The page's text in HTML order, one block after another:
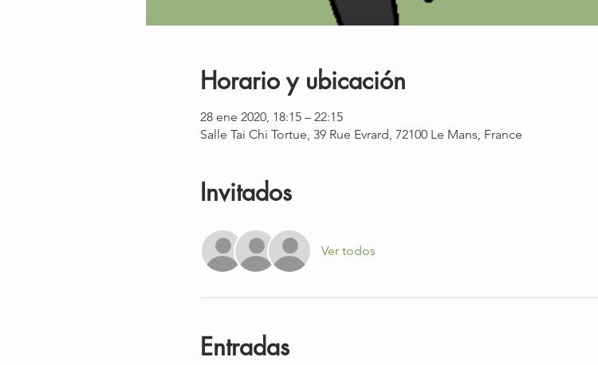
Horario y ubicación
28 ene 2020, 18:15 – 22:15
Salle Tai Chi Tortue, 39 Rue Evrard, 72100 Le Mans, France
Invitados
Ver todos
Entradas